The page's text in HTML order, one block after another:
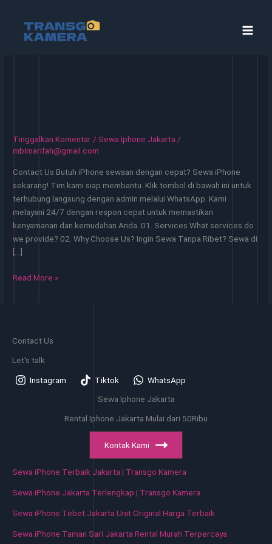
konten
Tinggalkan Komentar / Sewa Iphone Jakarta /
mbimarifah@gmail.com
Contact Us Butuh iPhone sewaan dengan cepat? Sewa iPhone
sekarang! Tim kami siap membantu. Klik tombol di bawah ini untuk
terhubung langsung dengan admin melalui WhatsApp. Kami
melayani 24/7 dengan respon cepat untuk memastikan
kenyamanan dan kemudahan Anda. 01. Services What services do
we provide? 02. Why Choose Us? Ingin Sewa Tanpa Ribet? Sewa di
[…]
Sewa
Sewa
Murah
Read More »
Contact Us
Let's talk
Instagram Tiktok
WhatsApp
Sewa Iphone Jakarta
Rental Iphone Jakarta Mulai dari 50Ribu
Kontak Kami
Sewa iPhone Terbaik Jakarta | Transgo Kamera
Sewa iPhone Jakarta Terlengkap | Transgo Kamera
Sewa iPhone Tebet Jakarta Unit Original Harga Terbaik
Sewa iPhone Taman Sari Jakarta Rental Murah Terpercaya